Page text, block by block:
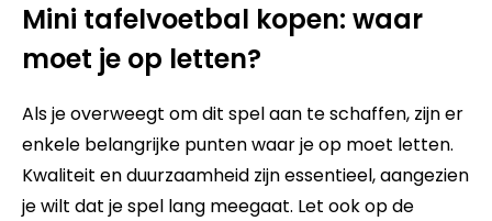
Mini tafelvoetbal kopen: waar
moet je op letten?
Als je overweegt om dit spel aan te schaffen, zijn er
enkele belangrijke punten waar je op moet letten.
Kwaliteit en duurzaamheid zijn essentieel, aangezien
je wilt dat je spel lang meegaat. Let ook op de